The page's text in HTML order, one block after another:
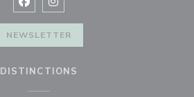
Facebook ((ouvre une nouvelle
Instagram ((ouvre une
NEWSLETTER
DISTINCTIONS